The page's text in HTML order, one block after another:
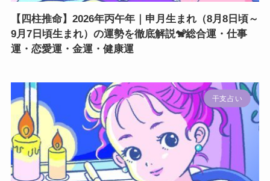
【四柱推命】2026年丙午年｜申月生まれ（8月8日頃～
9月7日頃生まれ）の運勢を徹底解説🐒総合運・仕事
運・恋愛運・金運・健康運
干支占い